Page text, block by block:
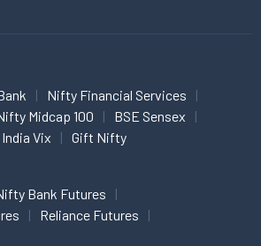
Nifty Financial Services
Midcap 100
BSE Sensex
India Vix Gift Nifty
Bank Futures
Reliance Futures